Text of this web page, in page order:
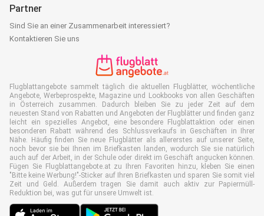
Partner
Sind Sie an einer Zusammenarbeit interessiert?
Kontaktieren Sie uns
Flugblattangebote sammelt täglich die aktuellen Flugblätter, wöchentliche
Angebote, Werbeprospekte, Magazine und Lookbooks von allen Geschäften
in Österreich zusammen. Dadurch bleiben Sie zu jeder Zeit auf dem
neuesten Stand von Rabatten und Angeboten der Flugblätter und finden ganz
leicht ein spezielles Angebot, eine besondere Flugblattaktion oder einen
besonderen Rabatt während des Schlussverkaufs in Geschäften in Ihrer
Nähe. Häufig finden Sie neue Flugblätter als allererstes auf unserer Seite,
noch bevor sie bei Ihnen im Briefkasten landen, wodurch Sie sie natürlich
auch auf der Arbeit, in der Schule oder direkt im Geschäft angucken können.
Fügen Sie Flugblattangebote.at zu Ihren Favoriten hinzu, kleben Sie einen
"Bitte keine Werbung!"-Sticker auf Ihren Briefkasten und sparen Sie somit viel
Zeit und Geld. Außerdem tragen Sie damit auch aktiv zur Papiermüll-
Reduktion bei, was gut für unsere Umwelt ist.